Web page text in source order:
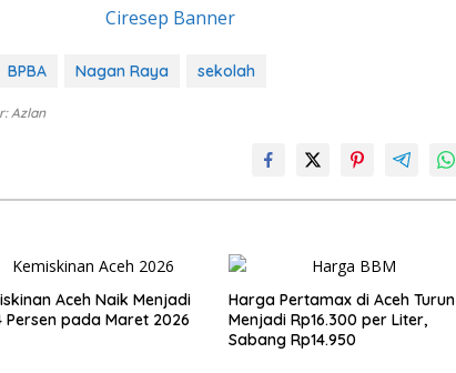
BPBA Nagan Raya sekolah
Azlan
Aceh Naik Menjadi
Persen pada Maret 2026
Harga Pertamax di Aceh Turun
Menjadi Rp16.300 per Liter,
Sabang Rp14.950